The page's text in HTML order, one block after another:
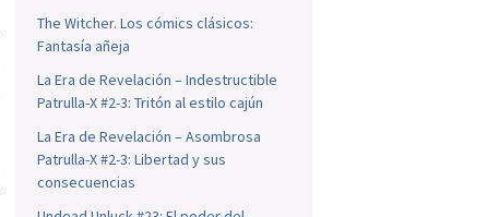
The Witcher. Los cómics clásicos:
Fantasía añeja
La Era de Revelación – Indestructible
Patrulla-X #2-3: Tritón al estilo cajún
La Era de Revelación – Asombrosa
Patrulla-X #2-3: Libertad y sus
consecuencias